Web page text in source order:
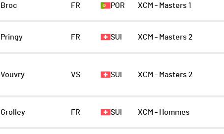
Broc FR POR XCM - Masters 1
Pringy FR SUI XCM - Masters 2
Vouvry VS SUI XCM - Masters 2
Grolley FR SUI XCM - Hommes